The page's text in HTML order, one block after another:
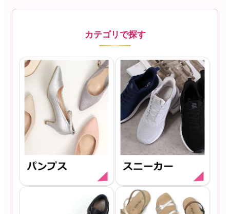
カテゴリで探す